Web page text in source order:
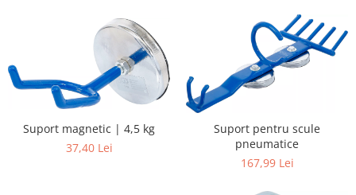
Suport magnetic | 4,5 kg
37,40 Lei
Suport pentru scule
pneumatice
167,99 Lei